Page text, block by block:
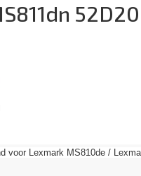
voor Lexmark MS810de /